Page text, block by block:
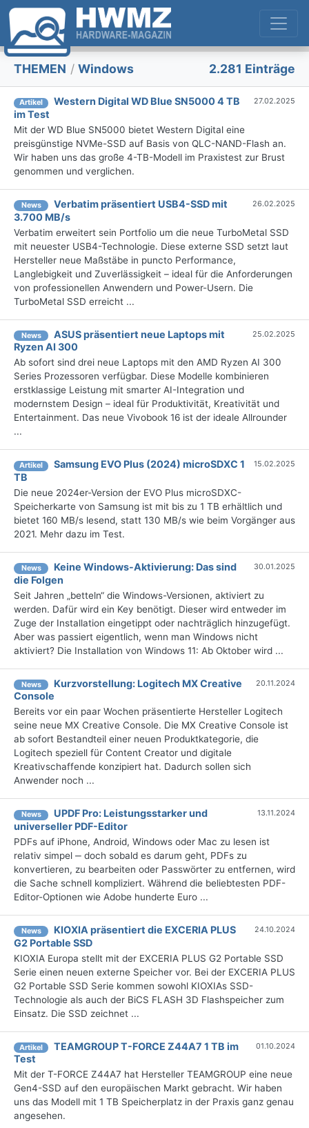
THEMEN / Windows 2.281 Einträge
Artikel
Western Digital WD Blue SN5000 4 TB
im Test
27.02.2025
Mit der WD Blue SN5000 bietet Western Digital eine
preisgünstige NVMe-SSD auf Basis von QLC-NAND-Flash an.
Wir haben uns das große 4-TB-Modell im Praxistest zur Brust
genommen und verglichen.
News
Verbatim präsentiert USB4-SSD mit
3.700 MB/s
26.02.2025
Verbatim erweitert sein Portfolio um die neue TurboMetal SSD
mit neuester USB4-Technologie. Diese externe SSD setzt laut
Hersteller neue Maßstäbe in puncto Performance,
Langlebigkeit und Zuverlässigkeit – ideal für die Anforderungen
von professionellen Anwendern und Power-Usern. Die
TurboMetal SSD erreicht ...
News
ASUS präsentiert neue Laptops mit
Ryzen AI 300
25.02.2025
Ab sofort sind drei neue Laptops mit den AMD Ryzen AI 300
Series Prozessoren verfügbar. Diese Modelle kombinieren
erstklassige Leistung mit smarter AI-Integration und
modernstem Design – ideal für Produktivität, Kreativität und
Entertainment. Das neue Vivobook 16 ist der ideale Allrounder
...
Artikel
Samsung EVO Plus (2024) microSDXC 1
TB
15.02.2025
Die neue 2024er-Version der EVO Plus microSDXC-
Speicherkarte von Samsung ist mit bis zu 1 TB erhältlich und
bietet 160 MB/s lesend, statt 130 MB/s wie beim Vorgänger aus
2021. Mehr dazu im Test.
News
Keine Windows-Aktivierung: Das sind
die Folgen
30.01.2025
Seit Jahren „betteln“ die Windows-Versionen, aktiviert zu
werden. Dafür wird ein Key benötigt. Dieser wird entweder im
Zuge der Installation eingetippt oder nachträglich hinzugefügt.
Aber was passiert eigentlich, wenn man Windows nicht
aktiviert? Die Installation von Windows 11: Ab Oktober wird ...
News
Kurzvorstellung: Logitech MX Creative
Console
20.11.2024
Bereits vor ein paar Wochen präsentierte Hersteller Logitech
seine neue MX Creative Console. Die MX Creative Console ist
ab sofort Bestandteil einer neuen Produktkategorie, die
Logitech speziell für Content Creator und digitale
Kreativschaffende konzipiert hat. Dadurch sollen sich
Anwender noch ...
News
UPDF Pro: Leistungsstarker und
universeller PDF-Editor
13.11.2024
PDFs auf iPhone, Android, Windows oder Mac zu lesen ist
relativ simpel ‒ doch sobald es darum geht, PDFs zu
konvertieren, zu bearbeiten oder Passwörter zu entfernen, wird
die Sache schnell kompliziert. Während die beliebtesten PDF-
Editor-Optionen wie Adobe hunderte Euro ...
News
KIOXIA präsentiert die EXCERIA PLUS
G2 Portable SSD
24.10.2024
KIOXIA Europa stellt mit der EXCERIA PLUS G2 Portable SSD
Serie einen neuen externe Speicher vor. Bei der EXCERIA PLUS
G2 Portable SSD Serie kommen sowohl KIOXIAs SSD-
Technologie als auch der BiCS FLASH 3D Flashspeicher zum
Einsatz. Die SSD zeichnet ...
Artikel
TEAMGROUP T-FORCE Z44A7 1 TB im
Test
01.10.2024
Mit der T-FORCE Z44A7 hat Hersteller TEAMGROUP eine neue
Gen4-SSD auf den europäischen Markt gebracht. Wir haben
uns das Modell mit 1 TB Speicherplatz in der Praxis ganz genau
angesehen.